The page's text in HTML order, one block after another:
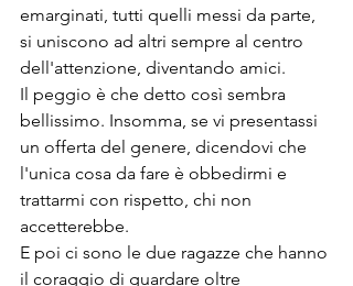
emarginati, tutti quelli messi da parte,
si uniscono ad altri sempre al centro
dell'attenzione, diventando amici.
Il peggio è che detto così sembra
bellissimo. Insomma, se vi presentassi
un offerta del genere, dicendovi che
l'unica cosa da fare è obbedirmi e
trattarmi con rispetto, chi non
accetterebbe.
E poi ci sono le due ragazze che hanno
il coraggio di guardare oltre